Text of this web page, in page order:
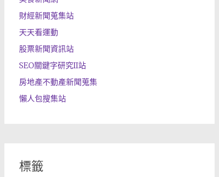
財經新聞蒐集站
天天看運動
股票新聞資訊站
SEO關鍵字研究II站
房地產不動產新聞蒐集
懶人包搜集站
標籤